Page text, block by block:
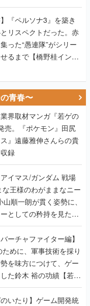
『ペルソナ3』を築き
リスペクトだった。赤
った“愚連隊”がシリー
るまで【橋野桂インタ
青春〜
界取材マンガ『若ゲの
売。『ポケモン』田尻
』遠藤雅伸さんらの貴
録
マス/ガンダム 戦場
王様のわがままなニー
順一朗が貫く姿勢に、
としての矜持を見た
回】
ーチャファイター編】
ために、軍事技術を採り
を味方につけて、ゲー
た鈴木 裕の功績【若ゲ
いたり】ゲーム開発統